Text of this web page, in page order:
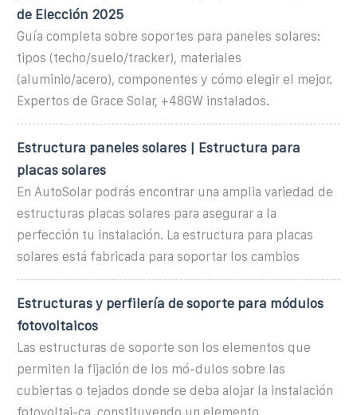
de Elección 2025
Guía completa sobre soportes para paneles solares:
tipos (techo/suelo/tracker), materiales
(aluminio/acero), componentes y cómo elegir el mejor.
Expertos de Grace Solar, +48GW instalados.
Estructura paneles solares | Estructura para
placas solares
En AutoSolar podrás encontrar una amplia variedad de
estructuras placas solares para asegurar a la
perfección tu instalación. La estructura para placas
solares está fabricada para soportar los cambios
Estructuras y perfilería de soporte para módulos
fotovoltaicos
Las estructuras de soporte son los elementos que
permiten la fijación de los mó-dulos sobre las
cubiertas o tejados donde se deba alojar la instalación
fotovoltai-ca, constituyendo un elemento